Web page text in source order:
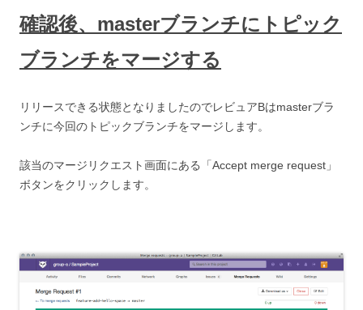
確認後、masterブランチにトピック
ブランチをマージする
リリースできる状態となりましたのでレビュアBはmasterブラ
ンチに今回のトピックブランチをマージします。
該当のマージリクエスト画面にある「Accept merge request」
ボタンをクリックします。